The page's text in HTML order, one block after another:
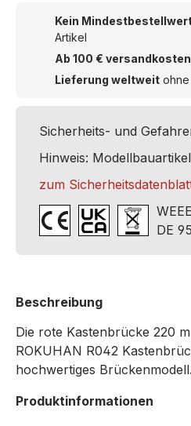
Kein
Artikel
Ab 100 €
Lieferung weltweit
Sicherheits- und
Hinweis:
zum
DE
Beschreibung
Die rote Kastenbrücke 220
ROKUHAN R042
hochwertiges
Produktinformationen